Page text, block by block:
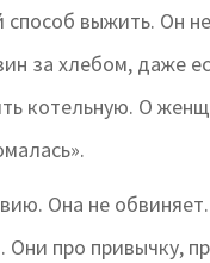
способ выжить. Он
за хлебом, даже
котельную. О
Она не
про привычку,